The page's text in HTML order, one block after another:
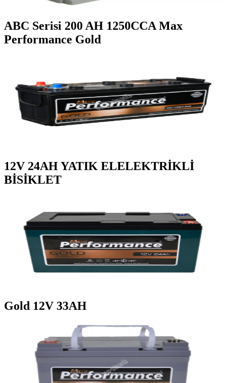
ABC Serisi 200 AH 1250CCA Max
Performance Gold
12V 24AH YATIK ELELEKTRİKLİ
BİSİKLET
Gold 12V 33AH